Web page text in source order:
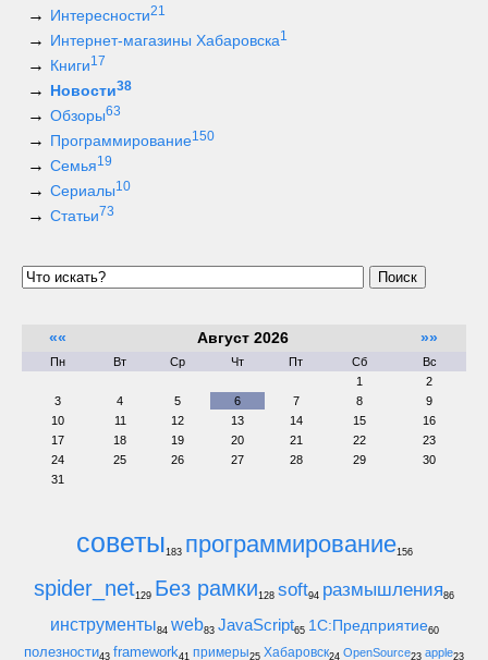
Интересности21
Интернет-магазины Хабаровска1
Книги17
Новости38
Обзоры63
Программирование150
Семья19
Сериалы10
Статьи 73
Поиск
«« Август 2026 »»
Пн Вт Ср Чт Пт Сб
Вс
1
2
3
4 5 6 7 8
9
10
11 12 13 14 15
16
17
18 19 20 21 22
23
24
25 26 27 28 29
30
31
советы183 программирование156
spider_net129 Без рамки128 soft94 размышления86
инструменты84 web83 JavaScript65 1С:Предприятие60
полезности43 framework41 примеры25 Хабаровск24 OpenSource23 apple23